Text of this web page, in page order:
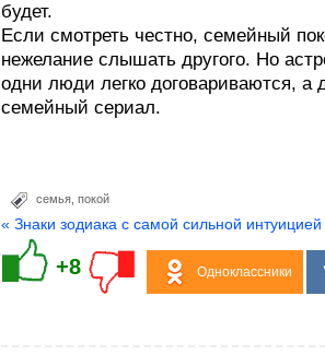
будет.
Если смотреть честно, семейный
нежелание слышать другого. Но
одни люди легко договариваются, а
семейный сериал.
семья покой
« Знаки зодиака с самой сильной интуицией
+8 Одноклассники